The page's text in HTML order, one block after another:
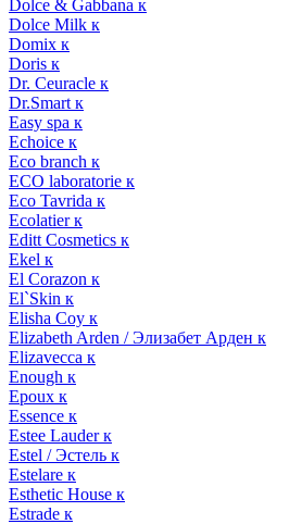
Dolce & Gabbana к
Dolce Milk к
Domix к
Doris к
Dr. Ceuracle к
Dr.Smart к
Easy spa к
Echoice к
Eco branch к
ECO laboratorie к
Eco Tavrida к
Ecolatier к
Editt Cosmetics к
Ekel к
El Corazon к
El`Skin к
Elisha Coy к
Elizabeth Arden / Элизабет Арден к
Elizavecca к
Enough к
Epoux к
Essence к
Estee Lauder к
Estel / Эстель к
Estelare к
Esthetic House к
Estrade к